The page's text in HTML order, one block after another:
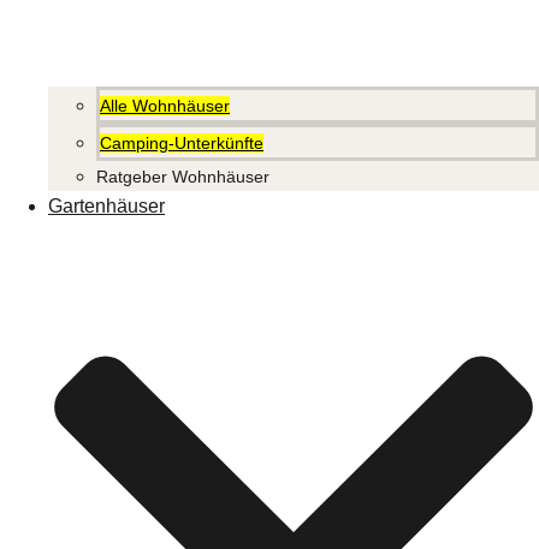
Alle Wohnhäuser
Camping-Unterkünfte
Ratgeber Wohnhäuser
Gartenhäuser